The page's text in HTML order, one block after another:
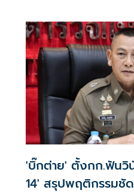
ที่เกิดเหตุ
'บิ๊กต่าย' ตั้งกก.ฟันวิ
14' สรุปพฤติกรรมชั